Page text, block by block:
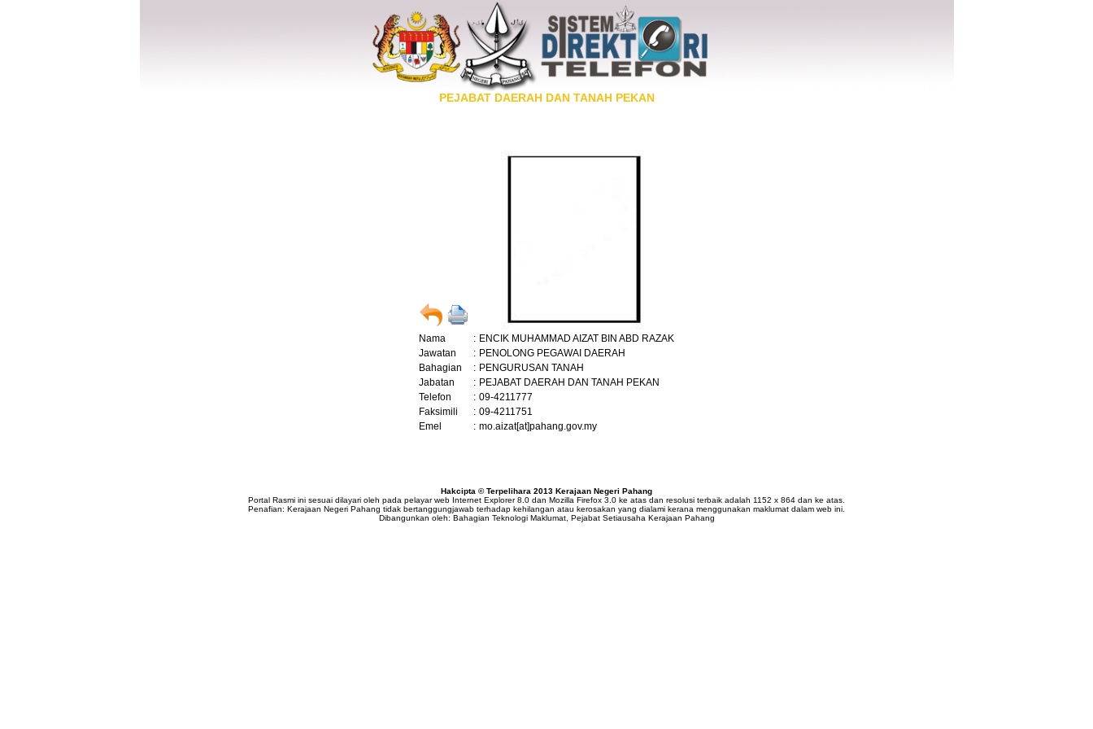
PEJABAT DAERAH DAN TANAH PEKAN
Nama : ENCIK MUHAMMAD AIZAT BIN ABD RAZAK
Jawatan
: PENOLONG PEGAWAI DAERAH
Bahagian
: PENGURUSAN TANAH
Jabatan
: PEJABAT DAERAH DAN TANAH PEKAN
Telefon
: 09-4211777
Faksimili
: 09-4211751
Emel
: mo.aizat[at]pahang.gov.my
Hakcipta © Terpelihara 2013 Kerajaan Negeri Pahang
Portal Rasmi ini sesuai dilayari oleh pada pelayar web Internet Explorer 8.0 dan Mozilla Firefox 3.0 ke atas dan resolusi terbaik adalah 1152 x 864 dan ke atas.
Penafian: Kerajaan Negeri Pahang tidak bertanggungjawab terhadap kehilangan atau kerosakan yang dialami kerana menggunakan maklumat dalam web ini.
Dibangunkan oleh: Bahagian Teknologi Maklumat, Pejabat Setiausaha Kerajaan Pahang